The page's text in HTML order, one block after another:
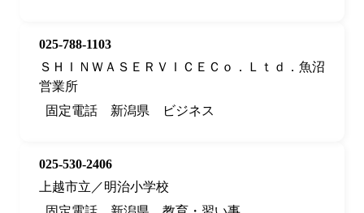
025-788-1103
ＳＨＩＮＷＡＳＥＲＶＩＣＥＣｏ．Ｌｔｄ．魚沼
営業所
固定電話
新潟県 ビジネス
025-530-2406
上越市立／明治小学校